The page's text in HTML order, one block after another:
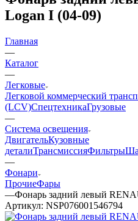
Logan I (04-09)
Главная
—
Каталог
—
Легковые
Легковой коммерческий
(LCV)СпецтехникаГрузовые
—
Система освещения
ДвигательКузовные
деталиТрансмиссияФильтры
—
Фонари
ПрочиеФары
—Фонарь задний левый
Артикул: NSP076001546794